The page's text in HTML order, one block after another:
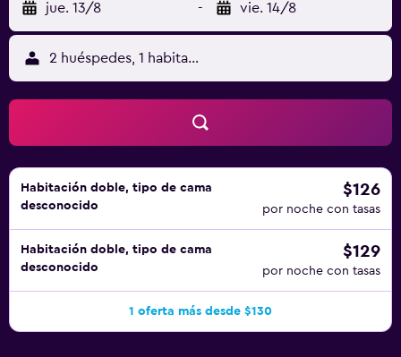
jue. 13/8 - vie. 14/8
2 huéspedes, 1 habitación
Habitación doble, tipo de cama
desconocido
$126
por noche con tasas
Habitación doble, tipo de cama
desconocido
$129
por noche con tasas
1 oferta más desde $130